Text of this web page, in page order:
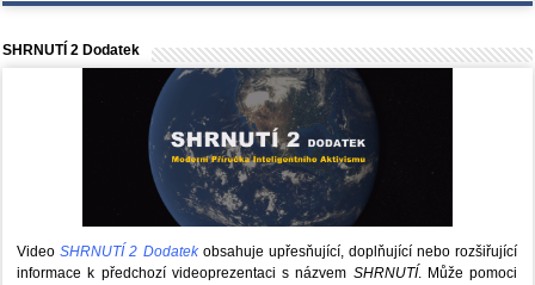
SHRNUTÍ 2 Dodatek
VideoSHRNUTÍ 2 Dodatekobsahuje upřesňující, doplňující nebo rozšiřující
informace k předchozí videoprezentaci s názvem SHRNUTÍ. Může pomoci